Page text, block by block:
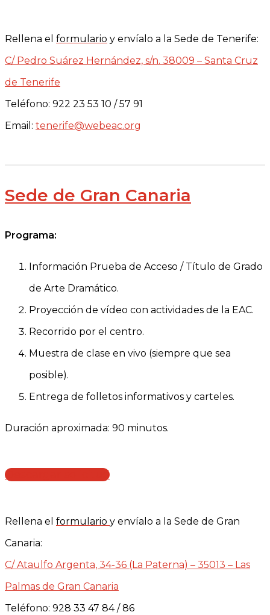
Rellena el formulario y envíalo a la Sede de Tenerife:
C/ Pedro Suárez Hernández, s/n. 38009 – Santa Cruz
de Tenerife
Teléfono: 922 23 53 10 / 57 91
Email: tenerife@webeac.org
Sede de Gran Canaria
Programa:
Información Prueba de Acceso / Título de Grado
de Arte Dramático.
Proyección de vídeo con actividades de la EAC.
Recorrido por el centro.
Muestra de clase en vivo (siempre que sea
posible).
Entrega de folletos informativos y carteles.
Duración aproximada: 90 minutos.
Descargar solicitud
Rellena el formulario y envíalo a la Sede de Gran
Canaria:
C/ Ataulfo Argenta, 34-36 (La Paterna) – 35013 – Las
Palmas de Gran Canaria
Teléfono: 928 33 47 84 / 86